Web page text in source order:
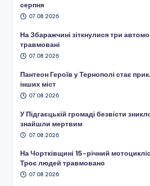
серпня
07.08.2026
На Збаражчині зіткнулися три
травмовані
07.08.2026
Пантеон Героїв у Тернополі стає
інших міст
07.08.2026
У Підгаєцькій громаді безвісти
знайшли мертвим
07.08.2026
На Чортківщині 15-річний
Троє людей травмовано
07.08.2026